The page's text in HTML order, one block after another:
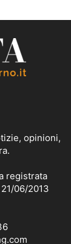
opinioni,
registrata
06/2013